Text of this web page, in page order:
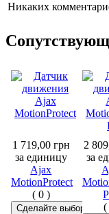
Никаких
1 719,00 грн
за единицу
Ajax
MotionProtect
(0 )
2
за
(